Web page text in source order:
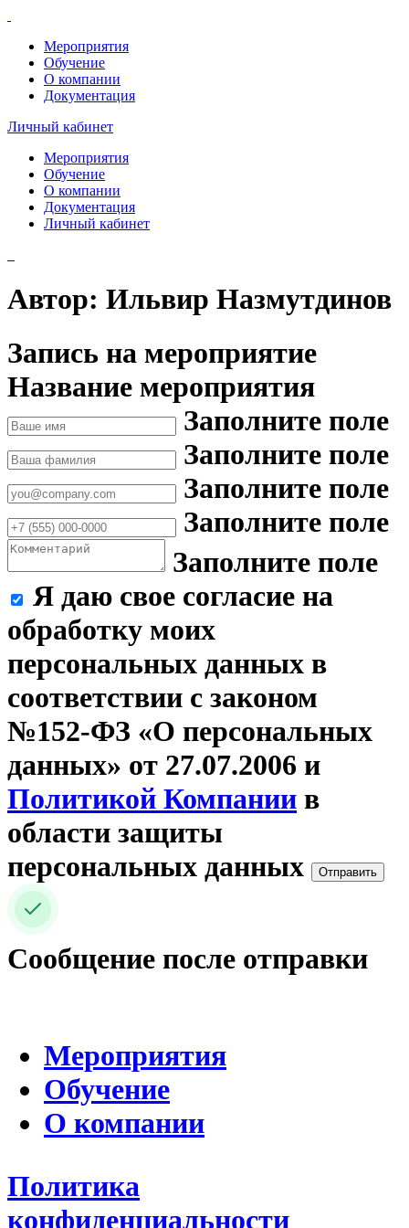
Мероприятия
Обучение
О компании
Документация
Личный кабинет
Мероприятия
Обучение
О компании
Документация
Личный кабинет
Автор: Ильвир Назмутдинов
Запись на мероприятие
Название мероприятия
Заполните поле
Заполните поле
Заполните поле
Заполните поле
Заполните поле
Я даю свое согласие на
обработку моих
персональных данных в
соответствии с законом
№152-ФЗ «О персональных
данных» от 27.07.2006 и
Политикой Компании в
области защиты
персональных данных
Отправить
Сообщение после отправки
Мероприятия
Обучение
О компании
Политика
конфиденциальности